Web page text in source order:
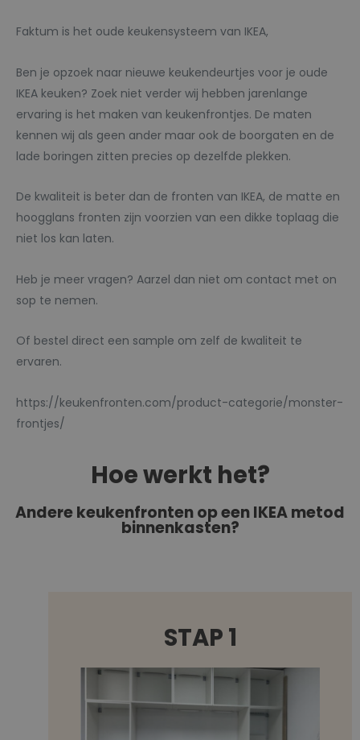
Faktum is het oude keukensysteem van IKEA,
Ben je opzoek naar nieuwe keukendeurtjes voor je oude
IKEA keuken? Zoek niet verder wij hebben jarenlange
ervaring is het maken van keukenfrontjes. De maten
kennen wij als geen ander maar ook de boorgaten en de
lade boringen zitten precies op dezelfde plekken.
De kwaliteit is beter dan de fronten van IKEA, de matte en
hoogglans fronten zijn voorzien van een dikke toplaag die
niet los kan laten.
Heb je meer vragen? Aarzel dan niet om contact met on
sop te nemen.
Of bestel direct een sample om zelf de kwaliteit te
ervaren.
https://keukenfronten.com/product-categorie/monster-
frontjes/
Hoe werkt het?
Andere keukenfronten op een IKEA metod
binnenkasten?
STAP 1